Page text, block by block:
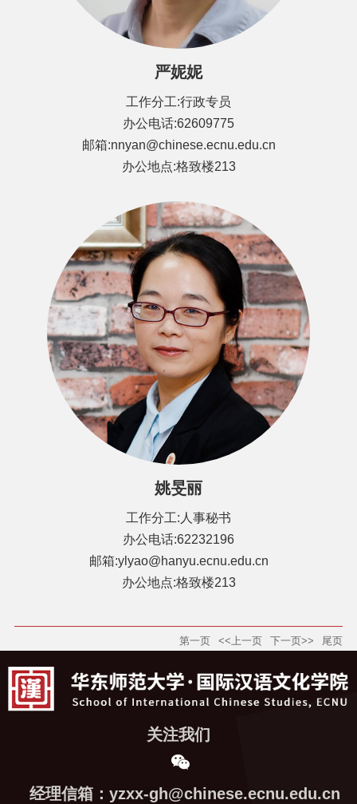
严妮妮
工作分工:行政专员
办公电话:62609775
邮箱:nnyan@chinese.ecnu.edu.cn
办公地点:格致楼213
姚旻丽
工作分工:人事秘书
办公电话:62232196
邮箱:ylyao@hanyu.ecnu.edu.cn
办公地点:格致楼213
第一页 <<上一页 下一页>> 尾页
关注我们
经理信箱：yzxx-gh@chinese.ecnu.edu.cn